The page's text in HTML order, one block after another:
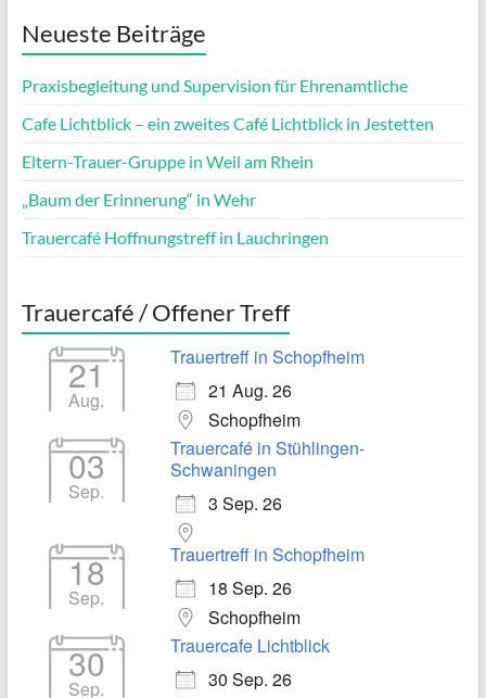
Neueste Beiträge
Praxisbegleitung und Supervision für Ehrenamtliche
Cafe Lichtblick – ein zweites Café Lichtblick in Jestetten
Eltern-Trauer-Gruppe in Weil am Rhein
„Baum der Erinnerung“ in Wehr
Trauercafé Hoffnungstreff in Lauchringen
Trauercafé / Offener Treff
21
Aug.
Trauertreff in Schopfheim
21 Aug. 26
Schopfheim
03
Sep.
Trauercafé in Stühlingen-
Schwaningen
3 Sep. 26
18
Sep.
Trauertreff in Schopfheim
18 Sep. 26
Schopfheim
30
Sep.
Trauercafe Lichtblick
30 Sep. 26